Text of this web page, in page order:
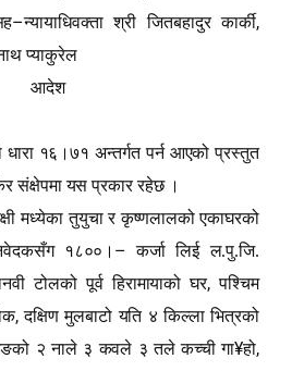
–न्यायाधिवक्ता श्री जितबहादुर कार्की,
प्याकुरेल
आदेश
१६।७१ अन्तर्गत पर्न आएको प्रस्तुत
संक्षेपमा यस प्रकार रहेछ ।
मध्येका तुयुचा र कृष्णलालको एकाघरको
१८००। –कर्जा लिई ल.पु.जि.
टोलको पूर्व हिरामायाको घर,पश्चिम
,दक्षिण मुलबाटो यति ४ किल्ला भित्रको
लङको २ नाले ३ कवले ३ तले कच्ची गा¥हो,